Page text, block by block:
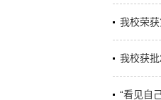
我校荣
我校获
“看见自